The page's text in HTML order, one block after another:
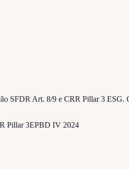
SFDR Art. 8/9 e CRR Pillar 3
Pillar 3EPBD IV 2024